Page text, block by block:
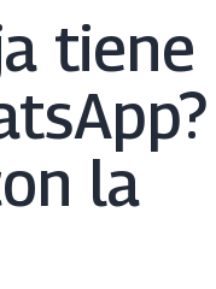
tiene
la